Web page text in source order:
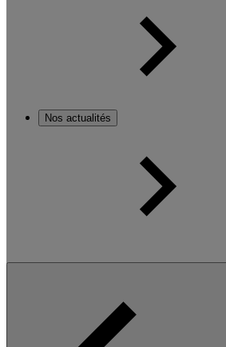
Nos actualités